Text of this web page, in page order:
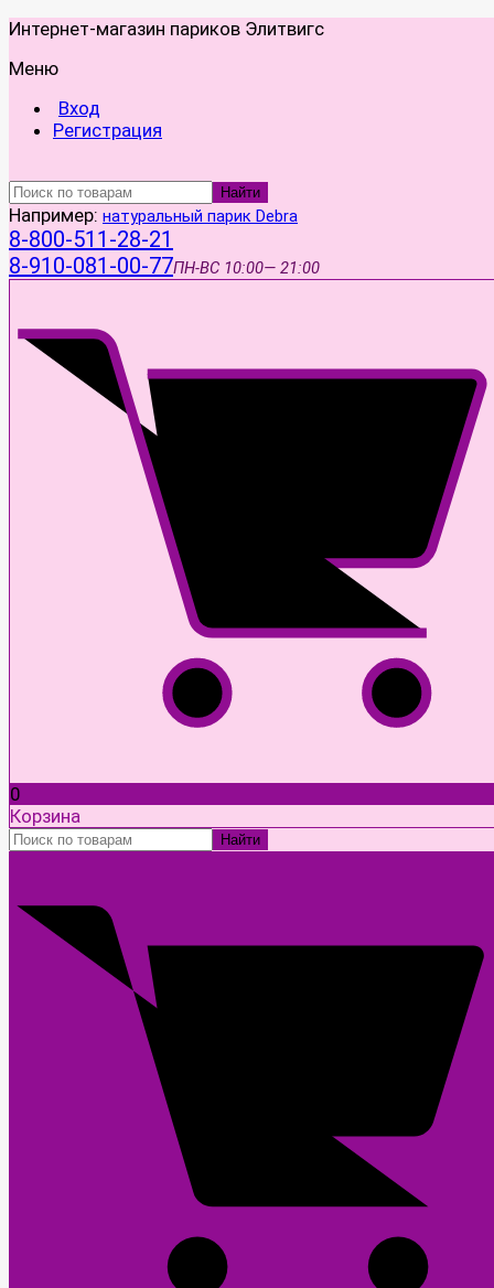
Интернет-магазин париков Элитвигс
Меню
Вход
Регистрация
Найти
Например: натуральный парик Debra
8-800-511-28-21
8-910-081-00-77ПН-ВС 10:00— 21:00
0
Корзина
Найти